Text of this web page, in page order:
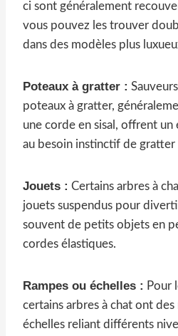
ci sont généralement
vous pouvez les trouver
dans des modèles plus
Poteaux à gratter :
poteaux à gratter,
une corde en sisal, offrent
au besoin instinctif de
Jouets : Certains arbres à
jouets suspendus pour
souvent de petits objets en
cordes élastiques.
Rampes ou échelles : Pour
certains arbres à chat ont des
échelles reliant différents